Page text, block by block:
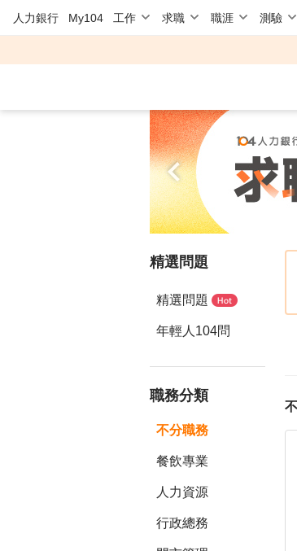
人力銀行 My104 工作 求職 職涯 測驗
精選問題
精選問題
年輕人104問
職務分類
不分職務
餐飲專業
人力資源
行政總務